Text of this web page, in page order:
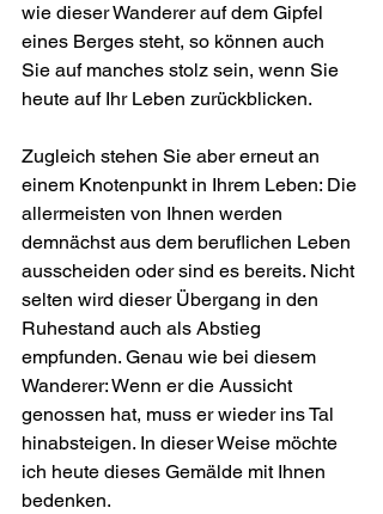
wie dieser Wanderer auf dem Gipfel
eines Berges steht, so können auch
Sie auf manches stolz sein, wenn Sie
heute auf Ihr Leben zurückblicken.
Zugleich stehen Sie aber erneut an
einem Knotenpunkt in Ihrem Leben: Die
allermeisten von Ihnen werden
demnächst aus dem beruflichen Leben
ausscheiden oder sind es bereits. Nicht
selten wird dieser Übergang in den
Ruhestand auch als Abstieg
empfunden. Genau wie bei diesem
Wanderer: Wenn er die Aussicht
genossen hat, muss er wieder ins Tal
hinabsteigen. In dieser Weise möchte
ich heute dieses Gemälde mit Ihnen
bedenken.